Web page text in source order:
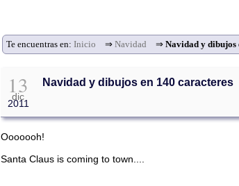
Te encuentras en: Inicio ⇒ Navidad ⇒ Navidad y dibujos
13
dic
2011
Navidad y dibujos en 140 caracteres
Ooooooh!
Santa Claus is coming to town....